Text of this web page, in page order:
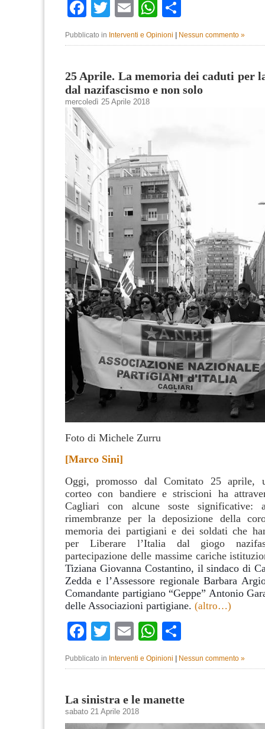
Facebook
TwitterEmailWhatsApp
Pubblicato in Interventi e Opinioni Nessun commento »
25 Aprile. La memoria dei caduti per
dal nazifascismo e non solo
mercoledì 25 Aprile 2018
Foto di Michele Zurru
[Marco Sini]
Oggi, promosso dal Comitato 25 aprile,
corteo con bandiere e striscioni ha
Cagliari con alcune soste significative:
rimembranze per la deposizione della
memoria dei partigiani e dei soldati che
per Liberare l’Italia dal giogo
partecipazione delle massime cariche
Tiziana Giovanna Costantino, il sindaco di
Zedda e l’Assessore regionale Barbara
Comandante partigiano “Geppe” Antonio
delle Associazioni partigiane. (altro…)
Facebook
Twitter
EmailWhatsApp
Pubblicato in Interventi e Opinioni | Nessun commento »
La sinistra e le manette
sabato 21 Aprile 2018